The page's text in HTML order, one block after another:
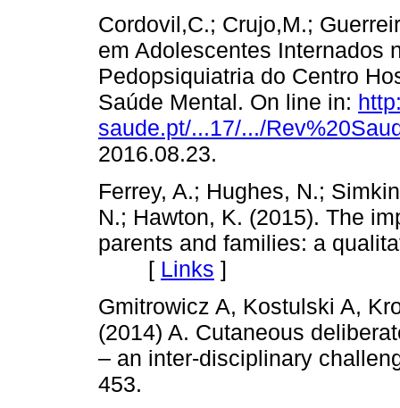
Cordovil,C.; Crujo,M.;
em Adolescentes Internados
Pedopsiquiatria do Centro
Saúde Mental. On line in:
saude.pt/...17/.../
2016.08.23.
Ferrey, A.; Hughes, N.;
N.; Hawton, K. (2015). The
parents and families: a
[ Links ]
Gmitrowicz A, Kostulski A,
(2014) A. Cutaneous
– an inter-disciplinary
453.